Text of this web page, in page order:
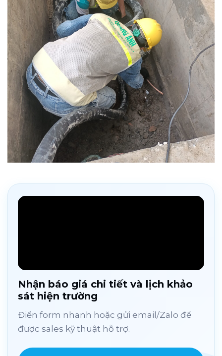
Nhận báo giá chi tiết và lịch khảo
sát hiện trường
Điền form nhanh hoặc gửi email/Zalo để
được sales kỹ thuật hỗ trợ.